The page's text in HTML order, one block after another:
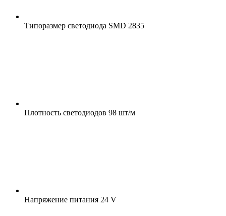
Типоразмер светодиода SMD 2835
Плотность светодиодов 98 шт/м
Напряжение питания 24 V